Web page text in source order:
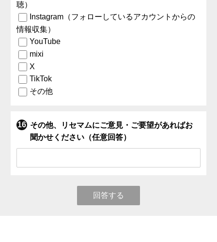
聴）
Instagram（フォローしているアカウントからの
情報収集）
YouTube
mixi
X
TikTok
その他
その他、リセマムにご意見・ご要望があればお
聞かせください（任意回答）
回答する